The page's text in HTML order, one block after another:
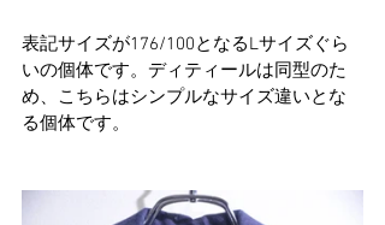
表記サイズが176/100となるLサイズぐら
いの個体です。ディティールは同型のた
め、こちらはシンプルなサイズ違いとな
る個体です。